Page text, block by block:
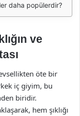
daha popülerdir?
ve
öte bir
iç giyim, bu
biridir.
hem şıklığı